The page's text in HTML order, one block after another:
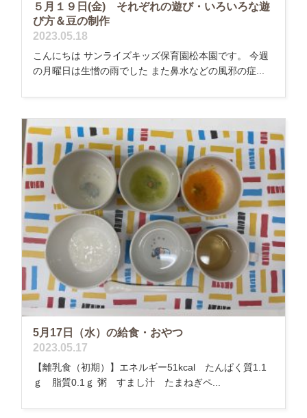
５月１９日(金) それぞれの遊び・いろいろな遊
び方＆豆の制作
2023.05.18
こんにちは サンライズキッズ保育園松本園です。 今週
の月曜日は生憎の雨でした また鼻水などの風邪の症...
5月17日（水）の給食・おやつ
2023.05.17
【離乳食（初期）】エネルギー51kcal たんぱく質1.1
ｇ 脂質0.1ｇ 粥 すまし汁 たまねぎペ...